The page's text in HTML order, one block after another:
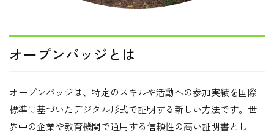
オープンバッジとは
オープンバッジは、特定のスキルや活動への参加実績を国際
標準に基づいたデジタル形式で証明する新しい方法です。世
界中の企業や教育機関で通用する信頼性の高い証明書とし